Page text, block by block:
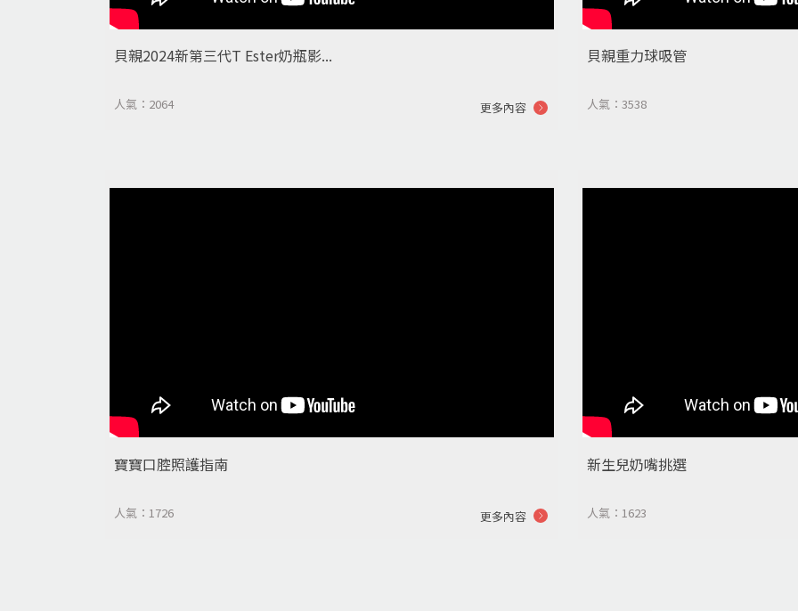
貝親2024新第三代T Ester奶瓶影...
人氣：2064 更多內容
貝親重力球吸管
人氣：3538
寶寶口腔照護指南
人氣：1726 更多內容
新生兒奶嘴挑選
人氣：1623